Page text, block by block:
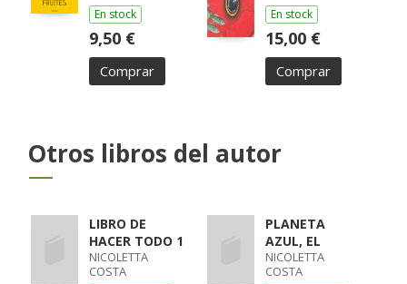
En stock
9,50 €
Comprar
En stock
15,00 €
Comprar
Otros libros del autor
LIBRO DE
HACER TODO 1
NICOLETTA
COSTA
PLANETA
AZUL, EL
NICOLETTA
COSTA